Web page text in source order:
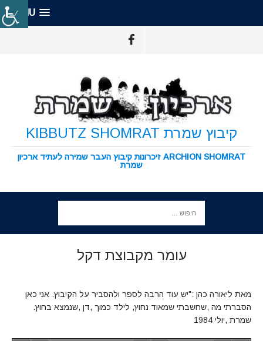
MENU
קיבוץ שמרת KIBBUTZ SHOMRAT
ARCHION SHOMRAT זיכרונות קיבוץ העבר שמירה לעתיד ארכיון
שמרת
עומר מקבוצת דקל
מאת ליאורה כהן :"יש עוד הרבה לספר ולהסביר על הקיבוץ. אני כאן
הסברתי מה ,שחשבתי שמאוד נחוץ, לילד כמוך ,דן ,שנמצא בחוץ.
שמרת ,יולי 1984